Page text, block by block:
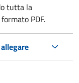
tutta la
PDF.